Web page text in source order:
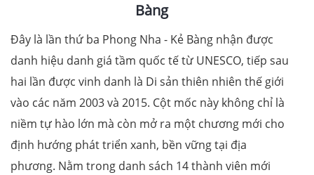
Bàng
Đây là lần thứ ba Phong Nha - Kẻ Bàng nhận được
danh hiệu danh giá tầm quốc tế từ UNESCO, tiếp sau
hai lần được vinh danh là Di sản thiên nhiên thế giới
vào các năm 2003 và 2015. Cột mốc này không chỉ là
niềm tự hào lớn mà còn mở ra một chương mới cho
định hướng phát triển xanh, bền vững tại địa
phương. Nằm trong danh sách 14 thành viên mới